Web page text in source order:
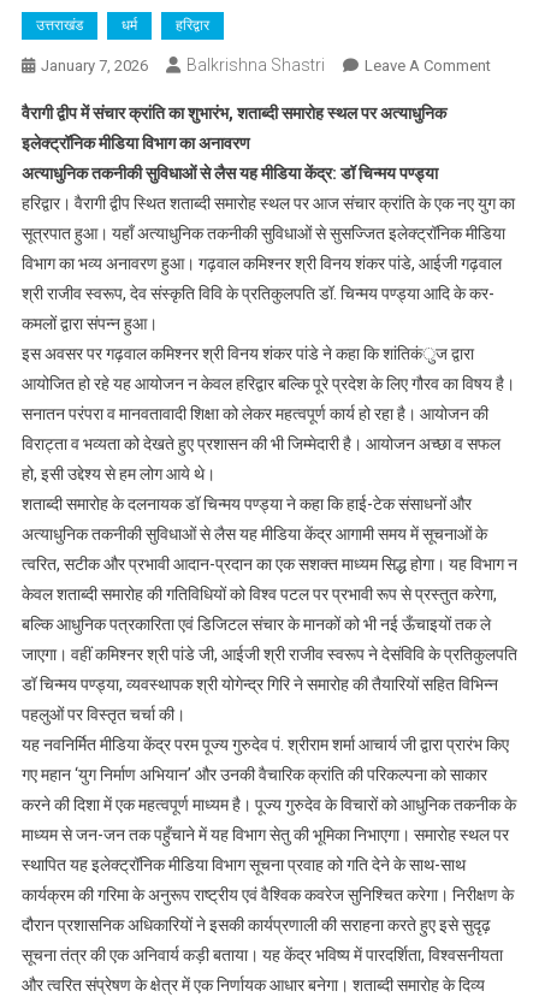
उत्तराखंड धर्म हरिद्वार
January 7, 2026 Balkrishna Shastri Leave A CommentOn
व
शिक्षा
को
हो
है:
वैरागी द्वीप में संचार क्रांति का शुभारंभ, शताब्दी समारोह स्थल पर अत्याधुनिक
इलेक्ट्रॉनिक मीडिया विभाग का अनावरण
अत्याधुनिक तकनीकी सुविधाओं से लैस यह मीडिया केंद्र: डॉ चिन्मय पण्ड्या
हरिद्वार। वैरागी द्वीप स्थित शताब्दी समारोह स्थल पर आज संचार क्रांति के एक नए युग का
सूत्रपात हुआ। यहाँ अत्याधुनिक तकनीकी सुविधाओं से सुसज्जित इलेक्ट्रॉनिक मीडिया
विभाग का भव्य अनावरण हुआ। गढ़वाल कमिश्नर श्री विनय शंकर पांडे, आईजी गढ़वाल
श्री राजीव स्वरूप, देव संस्कृति विवि के प्रतिकुलपति डॉ. चिन्मय पण्ड्या आदि के कर-
कमलों द्वारा संपन्न हुआ।
इस अवसर पर गढ़वाल कमिश्नर श्री विनय शंकर पांडे ने कहा कि शांतिकंुज द्वारा
आयोजित हो रहे यह आयोजन न केवल हरिद्वार बल्कि पूरे प्रदेश के लिए गौरव का विषय है।
सनातन परंपरा व मानवतावादी शिक्षा को लेकर महत्वपूर्ण कार्य हो रहा है। आयोजन की
विराट्ता व भव्यता को देखते हुए प्रशासन की भी जिम्मेदारी है। आयोजन अच्छा व सफल
हो, इसी उद्देश्य से हम लोग आये थे।
शताब्दी समारोह के दलनायक डॉ चिन्मय पण्ड्या ने कहा कि हाई-टेक संसाधनों और
अत्याधुनिक तकनीकी सुविधाओं से लैस यह मीडिया केंद्र आगामी समय में सूचनाओं के
त्वरित, सटीक और प्रभावी आदान-प्रदान का एक सशक्त माध्यम सिद्ध होगा। यह विभाग न
केवल शताब्दी समारोह की गतिविधियों को विश्व पटल पर प्रभावी रूप से प्रस्तुत करेगा,
बल्कि आधुनिक पत्रकारिता एवं डिजिटल संचार के मानकों को भी नई ऊँचाइयों तक ले
जाएगा। वहीं कमिश्नर श्री पांडे जी, आईजी श्री राजीव स्वरूप ने देसंविवि के प्रतिकुलपति
डॉ चिन्मय पण्ड्या, व्यवस्थापक श्री योगेन्द्र गिरि ने समारोह की तैयारियों सहित विभिन्न
पहलुओं पर विस्तृत चर्चा की।
यह नवनिर्मित मीडिया केंद्र परम पूज्य गुरुदेव पं. श्रीराम शर्मा आचार्य जी द्वारा प्रारंभ किए
गए महान ‘युग निर्माण अभियान’ और उनकी वैचारिक क्रांति की परिकल्पना को साकार
करने की दिशा में एक महत्वपूर्ण माध्यम है। पूज्य गुरुदेव के विचारों को आधुनिक तकनीक के
माध्यम से जन-जन तक पहुँचाने में यह विभाग सेतु की भूमिका निभाएगा। समारोह स्थल पर
स्थापित यह इलेक्ट्रॉनिक मीडिया विभाग सूचना प्रवाह को गति देने के साथ-साथ
कार्यक्रम की गरिमा के अनुरूप राष्ट्रीय एवं वैश्विक कवरेज सुनिश्चित करेगा। निरीक्षण के
दौरान प्रशासनिक अधिकारियों ने इसकी कार्यप्रणाली की सराहना करते हुए इसे सुदृढ़
सूचना तंत्र की एक अनिवार्य कड़ी बताया। यह केंद्र भविष्य में पारदर्शिता, विश्वसनीयता
और त्वरित संप्रेषण के क्षेत्र में एक निर्णायक आधार बनेगा। शताब्दी समारोह के दिव्य